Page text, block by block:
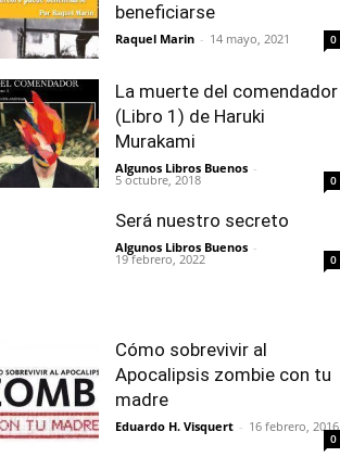
beneficiarse
Raquel Marin - 14 mayo, 2021 0
La muerte del comendador
(Libro 1) de Haruki
Murakami
Algunos Libros Buenos -
5 octubre, 2018 0
Será nuestro secreto
Algunos Libros Buenos -
19 febrero, 2022 0
Cómo sobrevivir al
Apocalipsis zombie con tu
madre
Eduardo H. Visquert - 16 febrero, 2016
0